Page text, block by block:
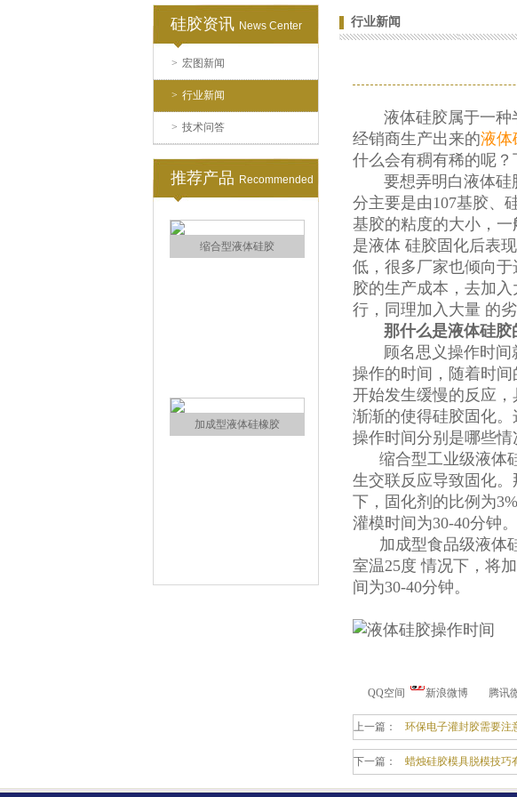
硅胶资讯 News Center
> 宏图新闻
> 行业新闻
> 技术问答
推荐产品 Recommended
电子灌封胶
行业新闻
液体硅胶属于一种半
经销商生产出来的液体
什么会有稠有稀的呢
要想弄明白液体硅胶
分主要是由107基胶、
基胶的粘度的大小，
是液体 硅胶固化后表
低，很多厂家也倾向
胶的生产成本，去加
行，同理加入大量 的
那什么是液体硅胶
顾名思义操作时间就
操作的时间，随着时
开始发生缓慢的反应
渐渐的使得硅胶固化
操作时间分别是哪些情
缩合型工业级液体硅
生交联反应导致固化
下，固化剂的比例为
灌模时间为30-40分钟。
加成型食品级液体硅
室温25度 情况下，将
间为30-40分钟。
QQ空间 新浪微博 腾讯
上一篇： 环保电子灌封胶需要注
下一篇： 蜡烛硅胶模具脱模技巧